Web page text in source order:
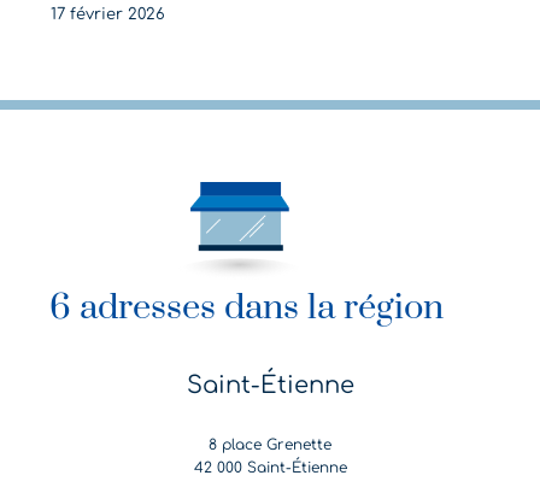
17 février 2026
6 adresses dans la région
Saint-Étienne
8 place Grenette
42 000 Saint-Étienne